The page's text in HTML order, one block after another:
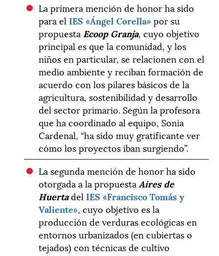
La primera mención de honor ha sido
para el IES «Ángel Corella»por su
propuesta Ecoop Granja, cuyo objetivo
principal es que la comunidad, y los
niños en particular, se relacionen con el
medio ambiente y reciban formación de
acuerdo con los pilares básicos de la
agricultura, sostenibilidad y desarrollo
del sector primario. Según la profesora
que ha coordinado al equipo, Sonia
Cardenal, “ha sido muy gratificante ver
cómo los proyectos iban surgiendo”.
La segunda mención de honor ha sido
otorgada a la propuestaAires de
Huertadel IES «Francisco Tomás y
Valiente», cuyo objetivo es la
producción de verduras ecológicas en
entornos urbanizados (en cubiertas o
tejados) con técnicas de cultivo